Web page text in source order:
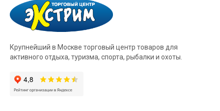
Крупнейший в Москве торговый центр товаров для
активного отдыха, туризма, спорта, рыбалки и охоты.